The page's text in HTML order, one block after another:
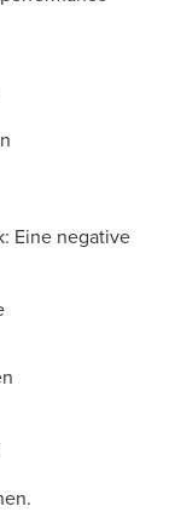
Eine negative